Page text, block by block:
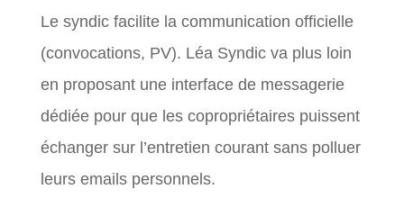
Le syndic facilite la communication officielle
(convocations, PV). Léa Syndic va plus loin
en proposant une interface de messagerie
dédiée pour que les copropriétaires puissent
échanger sur l’entretien courant sans polluer
leurs emails personnels.